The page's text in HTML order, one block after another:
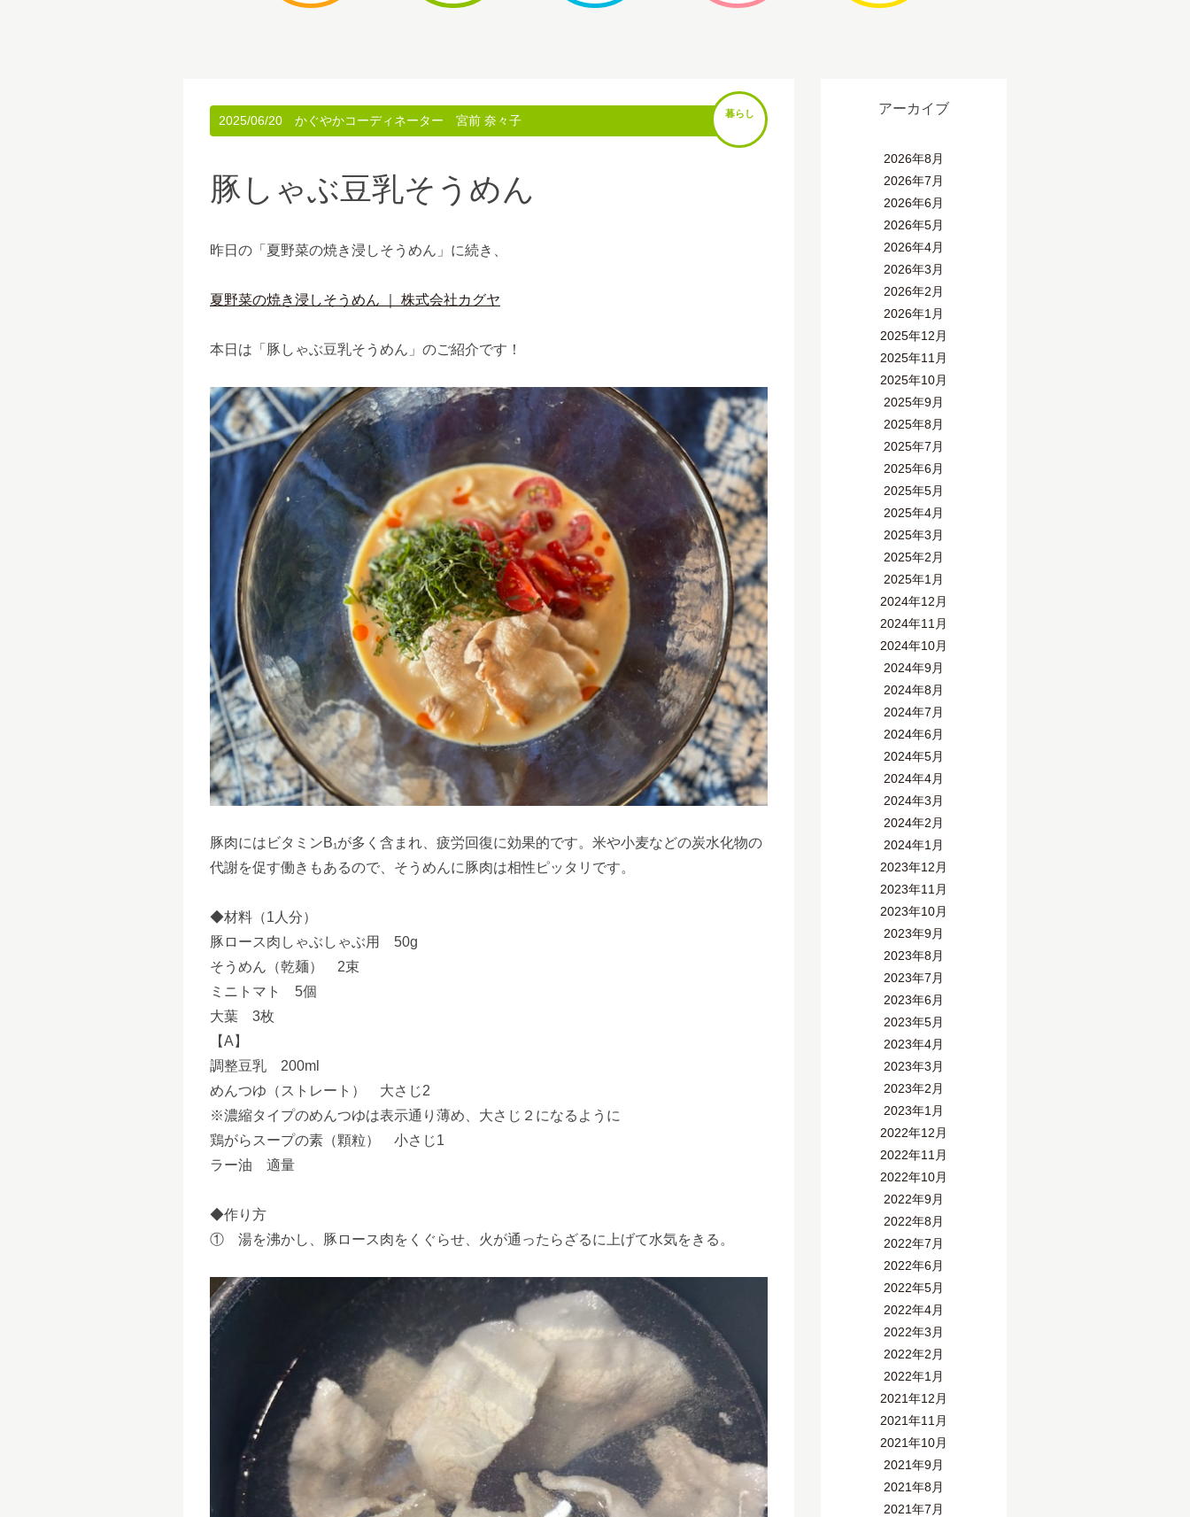
2025/06/20 かぐやかコーディネーター 宮前 奈々子 暮らし
豚しゃぶ豆乳そうめん
昨日の「夏野菜の焼き浸しそうめん」に続き、
夏野菜の焼き浸しそうめん ｜ 株式会社カグヤ
本日は「豚しゃぶ豆乳そうめん」のご紹介です！
豚肉にはビタミンB₁が多く含まれ、疲労回復に効果的です。米や小麦などの炭水化物の
代謝を促す働きもあるので、そうめんに豚肉は相性ピッタリです。
◆材料（1人分）
豚ロース肉しゃぶしゃぶ用 50g
そうめん（乾麺） 2束
ミニトマト 5個
大葉 3枚
【A】
調整豆乳 200ml
めんつゆ（ストレート） 大さじ2
※濃縮タイプのめんつゆは表示通り薄め、大さじ２になるように
鶏がらスープの素（顆粒） 小さじ1
ラー油 適量
◆作り方
① 湯を沸かし、豚ロース肉をくぐらせ、火が通ったらざるに上げて水気をきる。​
アーカイブ
2026年8月
2026年7月
2026年6月
2026年5月
2026年4月
2026年3月
2026年2月
2026年1月
2025年12月
2025年11月
2025年10月
2025年9月
2025年8月
2025年7月
2025年6月
2025年5月
2025年4月
2025年3月
2025年2月
2025年1月
2024年12月
2024年11月
2024年10月
2024年9月
2024年8月
2024年7月
2024年6月
2024年5月
2024年4月
2024年3月
2024年2月
2024年1月
2023年12月
2023年11月
2023年10月
2023年9月
2023年8月
2023年7月
2023年6月
2023年5月
2023年4月
2023年3月
2023年2月
2023年1月
2022年12月
2022年11月
2022年10月
2022年9月
2022年8月
2022年7月
2022年6月
2022年5月
2022年4月
2022年3月
2022年2月
2022年1月
2021年12月
2021年11月
2021年10月
2021年9月
2021年8月
2021年7月